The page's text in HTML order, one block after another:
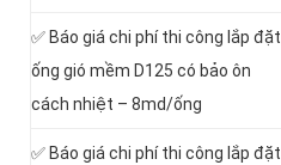
✅ Báo giá chi phí thi công lắp đặt
ống gió mềm D125 có bảo ôn
cách nhiệt – 8md/ống
✅ Báo giá chi phí thi công lắp đặt